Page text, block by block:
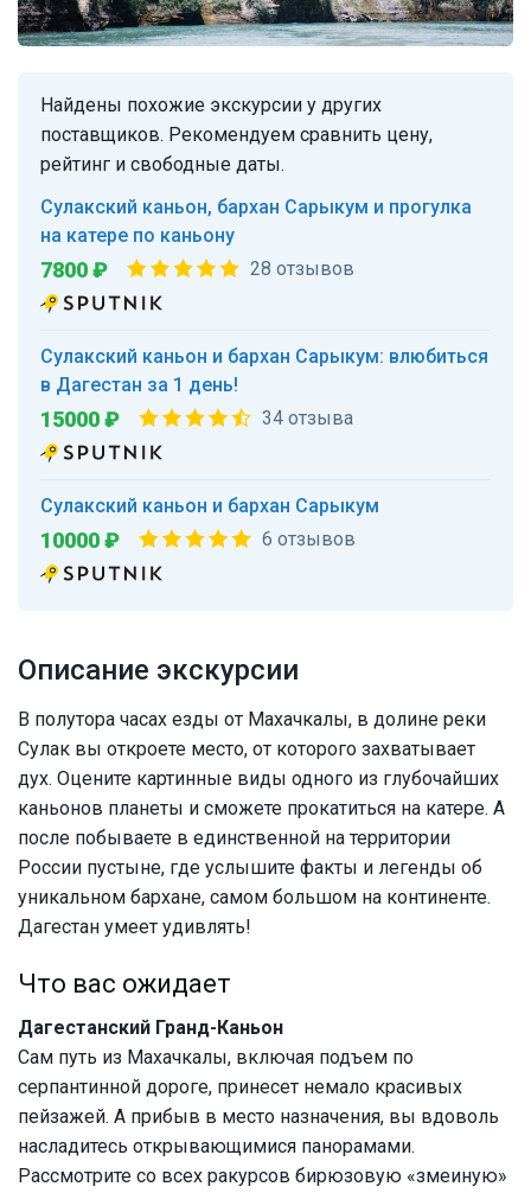
Описание экскурсии
В полутора часах езды от Махачкалы, в долине реки
Сулак вы откроете место, от которого захватывает
дух. Оцените картинные виды одного из глубочайших
каньонов планеты и сможете прокатиться на катере. А
после побываете в единственной на территории
России пустыне, где услышите факты и легенды об
уникальном бархане, самом большом на континенте.
Дагестан умеет удивлять!
Что вас ожидает
Дагестанский Гранд-Каньон
Сам путь из Махачкалы, включая подъем по
серпантинной дороге, принесет немало красивых
пейзажей. А прибыв в место назначения, вы вдоволь
насладитесь открывающимися панорамами.
Рассмотрите со всех ракурсов бирюзовую «змеиную»
Найдены похожие экскурсии у других
поставщиков. Рекомендуем сравнить цену,
рейтинг и свободные даты.
Сулакский каньон, бархан Сарыкум и прогулка
на катере по каньону
7800 ₽ 28 отзывов
Сулакский каньон и бархан Сарыкум: влюбиться
в Дагестан за 1 день!
15000 ₽ 34 отзыва
Сулакский каньон и бархан Сарыкум
10000 ₽ 6 отзывов